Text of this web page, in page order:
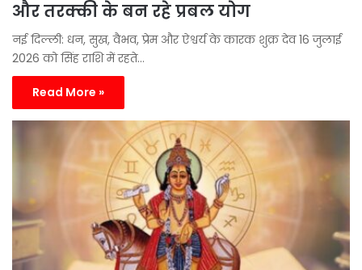
और तरक्की के बन रहे प्रबल योग
नई दिल्ली: धन, सुख, वैभव, प्रेम और ऐश्वर्य के कारक शुक्र देव 16 जुलाई
2026 को सिंह राशि में रहते…
Read More »